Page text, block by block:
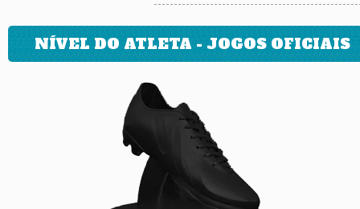
NÍVEL DO ATLETA - JOGOS OFICIAIS